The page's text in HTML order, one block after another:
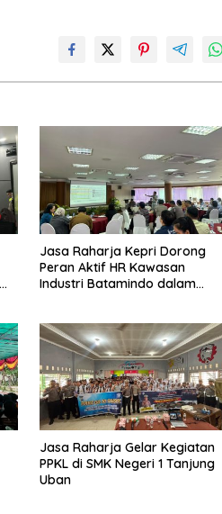
Jasa Raharja Kepri Dorong
Peran Aktif HR Kawasan
Industri Batamindo dalam
Jasa Raharja Gelar Kegiatan
PPKL di SMK Negeri 1 Tanjung
Uban